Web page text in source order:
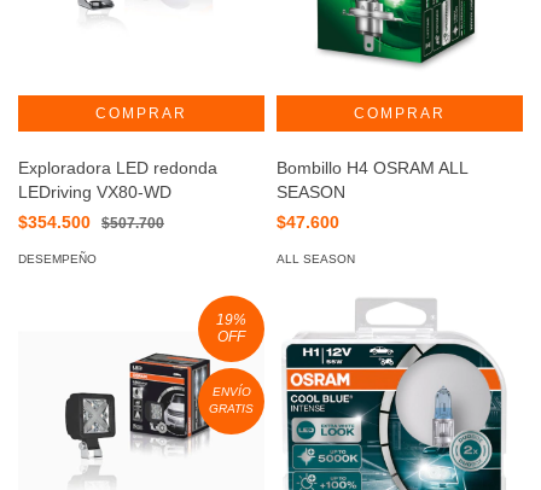
Exploradora LED redonda
LEDriving VX80-WD
$354.500
$507.700
DESEMPEÑO
Bombillo H4 OSRAM ALL
SEASON
$47.600
ALL SEASON
19%
OFF
ENVÍO
GRATIS